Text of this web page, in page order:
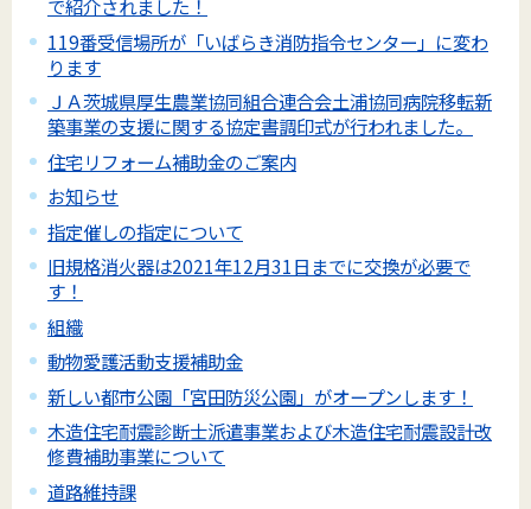
で紹介されました！
119番受信場所が「いばらき消防指令センター」に変わ
ります
ＪＡ茨城県厚生農業協同組合連合会土浦協同病院移転新
築事業の支援に関する協定書調印式が行われました。
住宅リフォーム補助金のご案内
お知らせ
指定催しの指定について
旧規格消火器は2021年12月31日までに交換が必要で
す！
組織
動物愛護活動支援補助金
新しい都市公園「宮田防災公園」がオープンします！
木造住宅耐震診断士派遣事業および木造住宅耐震設計改
修費補助事業について
道路維持課